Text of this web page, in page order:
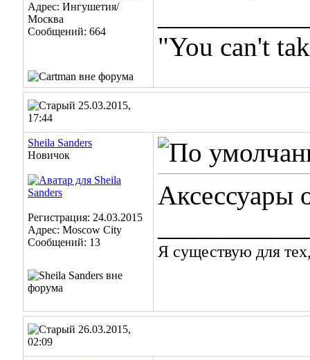
Адрес: Ингушетия/
Москва
Сообщений: 664
"You can't
25.03.2015,
17:44
Sheila Sanders
Новичок
Регистрация: 24.03.2015
Адрес: Moscow City
Сообщений: 13
Аксессуары
Я существую для
26.03.2015,
02:09